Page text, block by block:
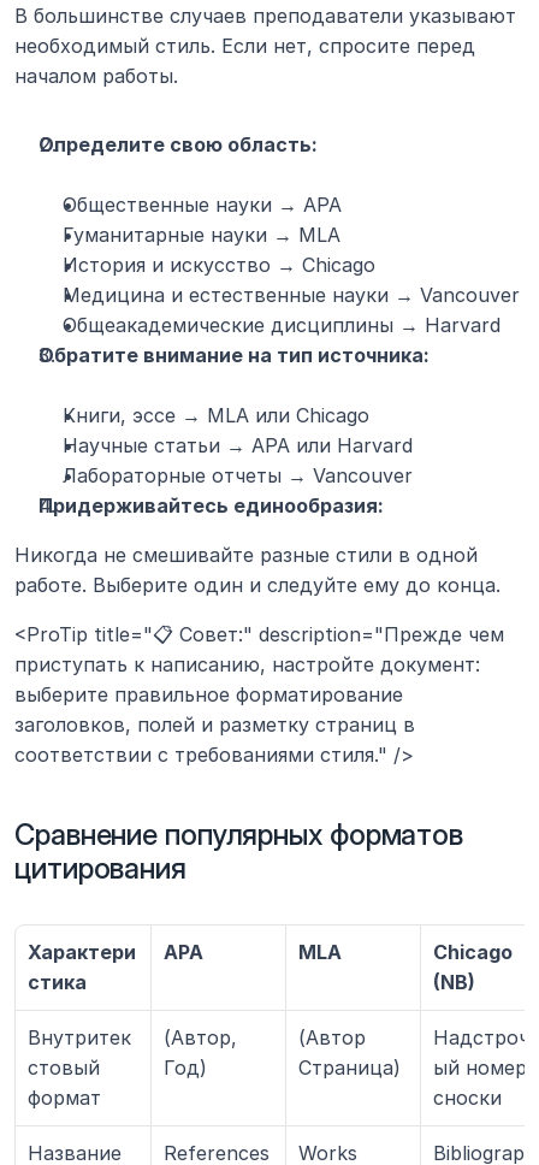
В большинстве случаев преподаватели указывают
необходимый стиль. Если нет, спросите перед
началом работы.
Определите свою область:
Общественные науки → APA
Гуманитарные науки → MLA
История и искусство → Chicago
Медицина и естественные науки → Vancouver
Общеакадемические дисциплины → Harvard
Обратите внимание на тип источника:
Книги, эссе → MLA или Chicago
Научные статьи → APA или Harvard
Лабораторные отчеты → Vancouver
Придерживайтесь единообразия:
Никогда не смешивайте разные стили в одной
работе. Выберите один и следуйте ему до конца.
<ProTip title="📋 Совет:" description="Прежде чем
приступать к написанию, настройте документ:
выберите правильное форматирование
заголовков, полей и разметку страниц в
соответствии с требованиями стиля." />
Сравнение популярных форматов
цитирования
Характери
стика
APA MLA
Chicago
(NB)
Внутритек
стовый
формат
(Автор,
Год)
(Автор
Страница)
ый номер
сноски
Название References Works Bibliograph